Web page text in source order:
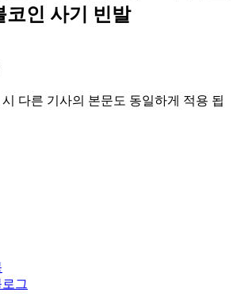
코인 사기 빈발
다른 기사의 본문도 동일하게 적용 됩
그